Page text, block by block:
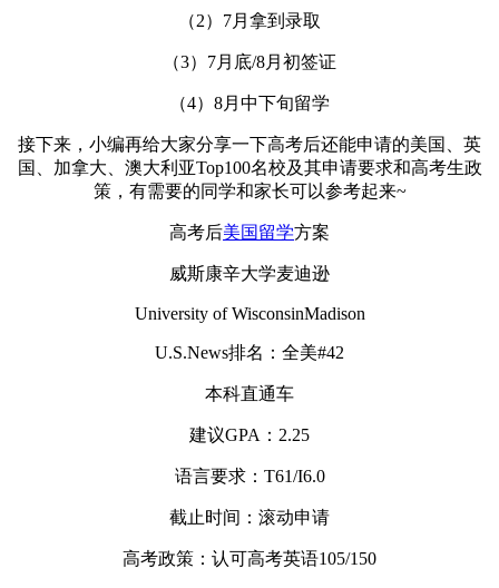
（2）7月拿到录取
（3）7月底/8月初签证
（4）8月中下旬留学
接下来，小编再给大家分享一下高考后还能申请的美国、英
国、加拿大、澳大利亚Top100名校及其申请要求和高考生政
策，有需要的同学和家长可以参考起来~
高考后美国留学方案
威斯康辛大学麦迪逊
University of WisconsinMadison
U.S.News排名：全美#42
本科直通车
建议GPA：2.25
语言要求：T61/I6.0
截止时间：滚动申请
高考政策：认可高考英语105/150